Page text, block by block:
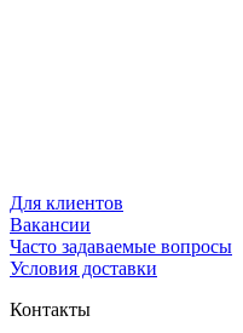
Для клиентов
Вакансии
Часто задаваемые вопросы
Условия доставки
Контакты